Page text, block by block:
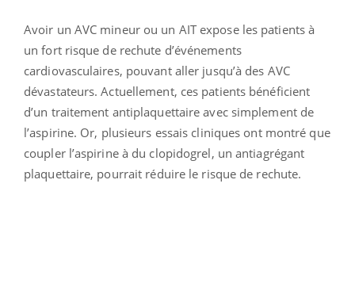
Avoir un AVC mineur ou un AIT expose les patients à
un fort risque de rechute d’événements
cardiovasculaires, pouvant aller jusqu’à des AVC
dévastateurs. Actuellement, ces patients bénéficient
d’un traitement antiplaquettaire avec simplement de
l’aspirine. Or, plusieurs essais cliniques ont montré que
coupler l’aspirine à du clopidogrel, un antiagrégant
plaquettaire, pourrait réduire le risque de rechute.